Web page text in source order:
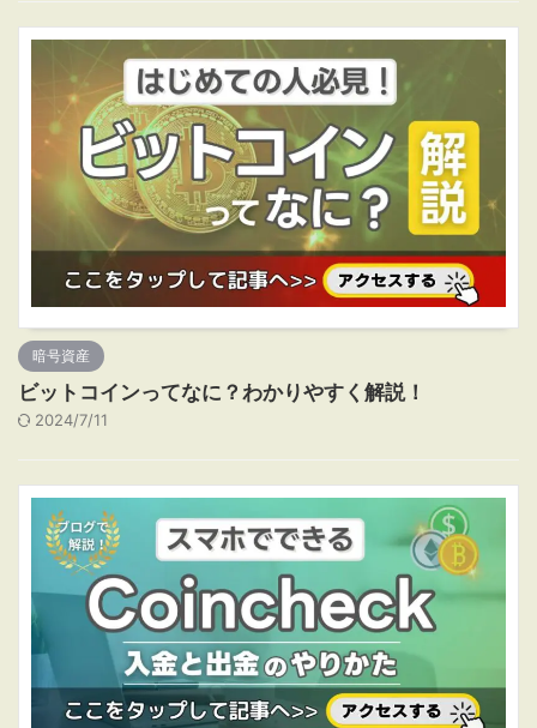
暗号資産
ビットコインってなに？わかりやすく解説！
2024/7/11